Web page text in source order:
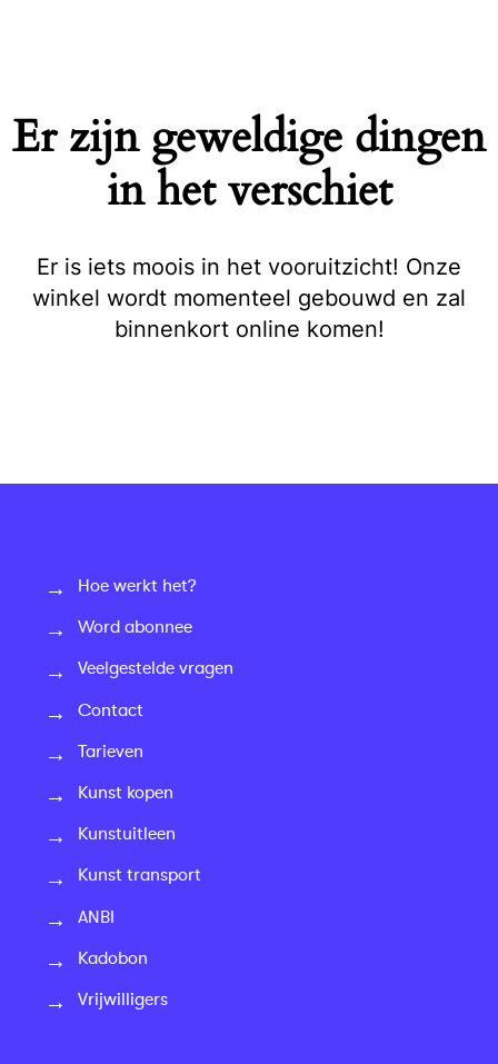
Er zijn geweldige dingen
in het verschiet
Er is iets moois in het vooruitzicht! Onze
winkel wordt momenteel gebouwd en zal
binnenkort online komen!
Hoe werkt het?
Word abonnee
Veelgestelde vragen
Contact
Tarieven
Kunst kopen
Kunstuitleen
Kunst transport
ANBI
Kadobon
Vrijwilligers